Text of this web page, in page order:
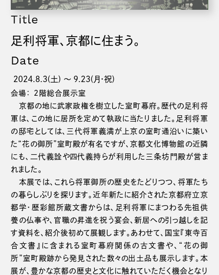
Title
足利将軍、京都に住まう。
Date
2024.8.3(土) 〜 9.23(月・祝)
会場： 2階総合展示室
京都の地に武家政権を樹立した室町幕府。歴代の足利将
軍は、この地に居所を定めて執政に当たりました。足利将軍
の邸宅としては、三代将軍義満が上京の室町通沿いに築い
た“花の御所”室町殿が有名ですが、京都文化博物館の近隣
にも、二代義詮や四代義持らが利用した三条坊門殿が営ま
れました。
本展では、これら将軍御所の歴史をたどりつつ、将軍たち
の暮らしぶりを探ります。近年新たに紹介された京都府立京
都学・歴彩館所蔵文書からは、足利将軍にまつわる先祖供
養の仏事や、官職の昇進を祝う宴会、新居への引っ越しを記
す資料を、紹介後初めて展観します。あわせて、国宝『東寺百
合文書』に含まれる室町幕府関係の古文書や、“花の御
所”室町殿跡から発見された数々の出土品も展示します。本
展が、豊かな京都の歴史と文化に触れていただく機会となり